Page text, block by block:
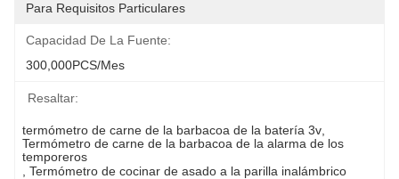
Para Requisitos Particulares
Capacidad De La Fuente:
300,000PCS/mes
Resaltar:
termómetro de carne de la barbacoa de la batería 3v
Termómetro de carne de la barbacoa de la alarma de los
temporeros
Termómetro de cocinar de asado a la parilla inalámbrico